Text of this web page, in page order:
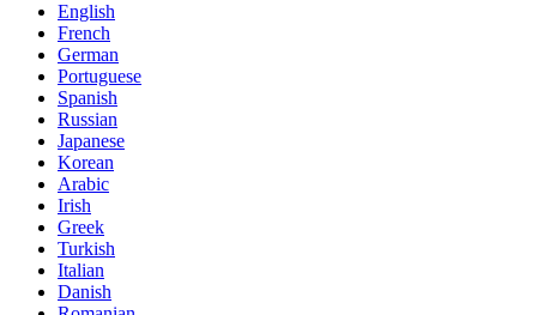
English
French
German
Portuguese
Spanish
Russian
Japanese
Korean
Arabic
Irish
Greek
Turkish
Italian
Danish